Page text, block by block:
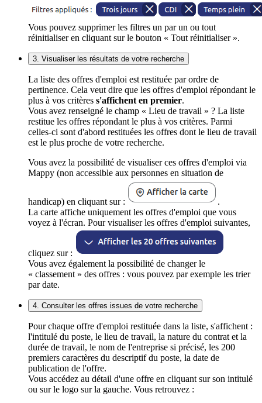
Vous pouvez supprimer les filtres un par un ou tout
réinitialiser en cliquant sur le bouton « Tout réinitialiser ».
3. Visualiser les résultats de votre recherche
La liste des offres d'emploi est restituée par ordre de
pertinence. Cela veut dire que les offres d'emploi répondant le
plus à vos critères s'affichent en premier.
Vous avez renseigné le champ « Lieu de travail » ? La liste
restitue les offres répondant le plus à vos critères. Parmi
celles-ci sont d'abord restituées les offres dont le lieu de travail
est le plus proche de votre recherche.
Vous avez la possibilité de visualiser ces offres d'emploi via
Mappy (non accessible aux personnes en situation de
handicap) en cliquant sur :
.
La carte affiche uniquement les offres d'emploi que vous
voyez à l'écran. Pour visualiser les offres d'emploi suivantes,
cliquez sur :
Vous avez également la possibilité de changer le
« classement » des offres : vous pouvez par exemple les trier
par date.
4. Consulter les offres issues de votre recherche
Pour chaque offre d'emploi restituée dans la liste, s'affichent :
l'intitulé du poste, le lieu de travail, la nature du contrat et la
durée de travail, le nom de l'entreprise si précisé, les 200
premiers caractères du descriptif du poste, la date de
publication de l'offre.
Vous accédez au détail d'une offre en cliquant sur son intitulé
ou sur le logo sur la gauche. Vous retrouvez :